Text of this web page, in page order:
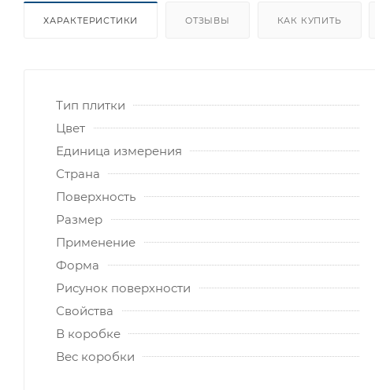
ХАРАКТЕРИСТИКИ ОТЗЫВЫ КАК КУПИТЬ
Тип плитки
Цвет
Единица измерения
Страна
Поверхность
Размер
Применение
Форма
Рисунок поверхности
Свойства
В коробке
Вес коробки